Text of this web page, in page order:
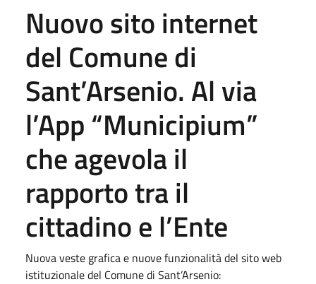
Nuovo sito internet
del Comune di
Sant’Arsenio. Al via
l’App “Municipium”
che agevola il
rapporto tra il
cittadino e l’Ente
Nuova veste grafica e nuove funzionalità del sito web
istituzionale del Comune di Sant’Arsenio: